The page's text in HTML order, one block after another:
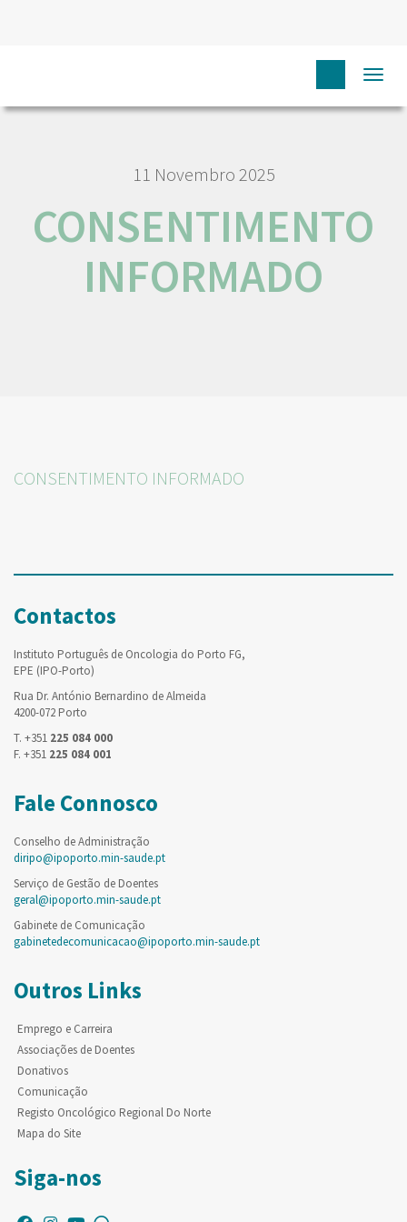
11 Novembro 2025
CONSENTIMENTO
INFORMADO
CONSENTIMENTO INFORMADO
Contactos
Instituto Português de Oncologia do Porto FG,
EPE (IPO-Porto)
Rua Dr. António Bernardino de Almeida
4200-072 Porto
T. +351 225 084 000
F. +351 225 084 001
Fale Connosco
Conselho de Administração
diripo@ipoporto.min-saude.pt
Serviço de Gestão de Doentes
geral@ipoporto.min-saude.pt
Gabinete de Comunicação
gabinetedecomunicacao@ipoporto.min-saude.pt
Outros Links
Emprego e Carreira
Associações de Doentes
Donativos
Comunicação
Registo Oncológico Regional Do Norte
Mapa do Site
Siga-nos